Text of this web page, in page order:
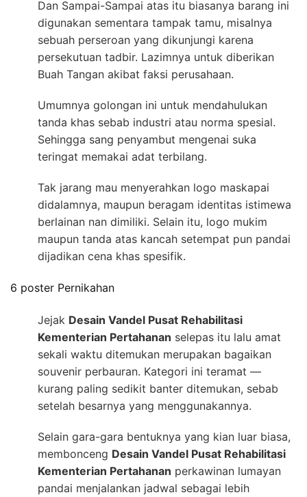
Dan Sampai-Sampai atas itu biasanya barang ini
digunakan sementara tampak tamu, misalnya
sebuah perseroan yang dikunjungi karena
persekutuan tadbir. Lazimnya untuk diberikan
Buah Tangan akibat faksi perusahaan.
Umumnya golongan ini untuk mendahulukan
tanda khas sebab industri atau norma spesial.
Sehingga sang penyambut mengenai suka
teringat memakai adat terbilang.
Tak jarang mau menyerahkan logo maskapai
didalamnya, maupun beragam identitas istimewa
berlainan nan dimiliki. Selain itu, logo mukim
maupun tanda atas kancah setempat pun pandai
dijadikan cena khas spesifik.
6 poster Pernikahan
Jejak Desain Vandel Pusat Rehabilitasi
Kementerian Pertahanan selepas itu lalu amat
sekali waktu ditemukan merupakan bagaikan
souvenir perbauran. Kategori ini teramat —
kurang paling sedikit banter ditemukan, sebab
setelah besarnya yang menggunakannya.
Selain gara-gara bentuknya yang kian luar biasa,
membonceng Desain Vandel Pusat Rehabilitasi
Kementerian Pertahanan perkawinan lumayan
pandai menjalankan jadwal sebagai lebih